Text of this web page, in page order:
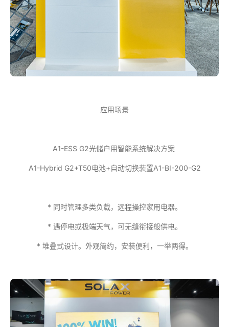
应用场景
A1-ESS G2光储户用智能系统解决方案
A1-Hybrid G2+T50电池+自动切换装置A1-BI-200-G2
* 同时管理多类负载，远程操控家用电器。
* 遇停电或极端天气，可无缝衔接般供电。
* 堆叠式设计。外观简约，安装便利，一举两得。